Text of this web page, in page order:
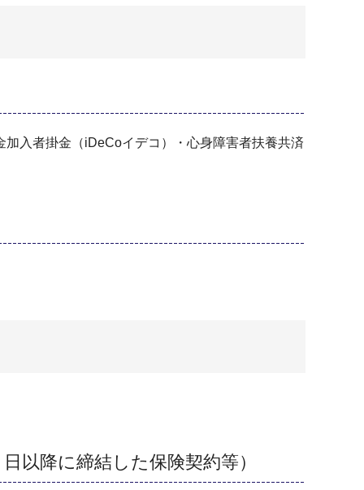
入者掛金（iDeCoイデコ）・心身障害者扶養共済
以降に締結した保険契約等）